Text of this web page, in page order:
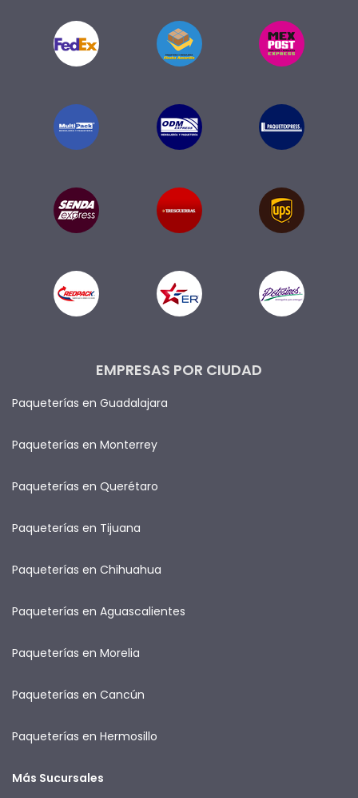
EMPRESAS POR CIUDAD
Paqueterías en Guadalajara
Paqueterías en Monterrey
Paqueterías en Querétaro
Paqueterías en Tijuana
Paqueterías en Chihuahua
Paqueterías en Aguascalientes
Paqueterías en Morelia
Paqueterías en Cancún
Paqueterías en Hermosillo
Más Sucursales